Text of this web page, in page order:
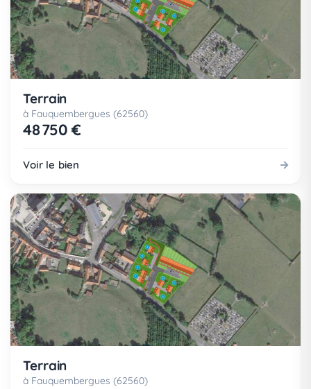
Terrain
à Fauquembergues (62560)
48 750 €
Voir le bien
Terrain
à Fauquembergues (62560)